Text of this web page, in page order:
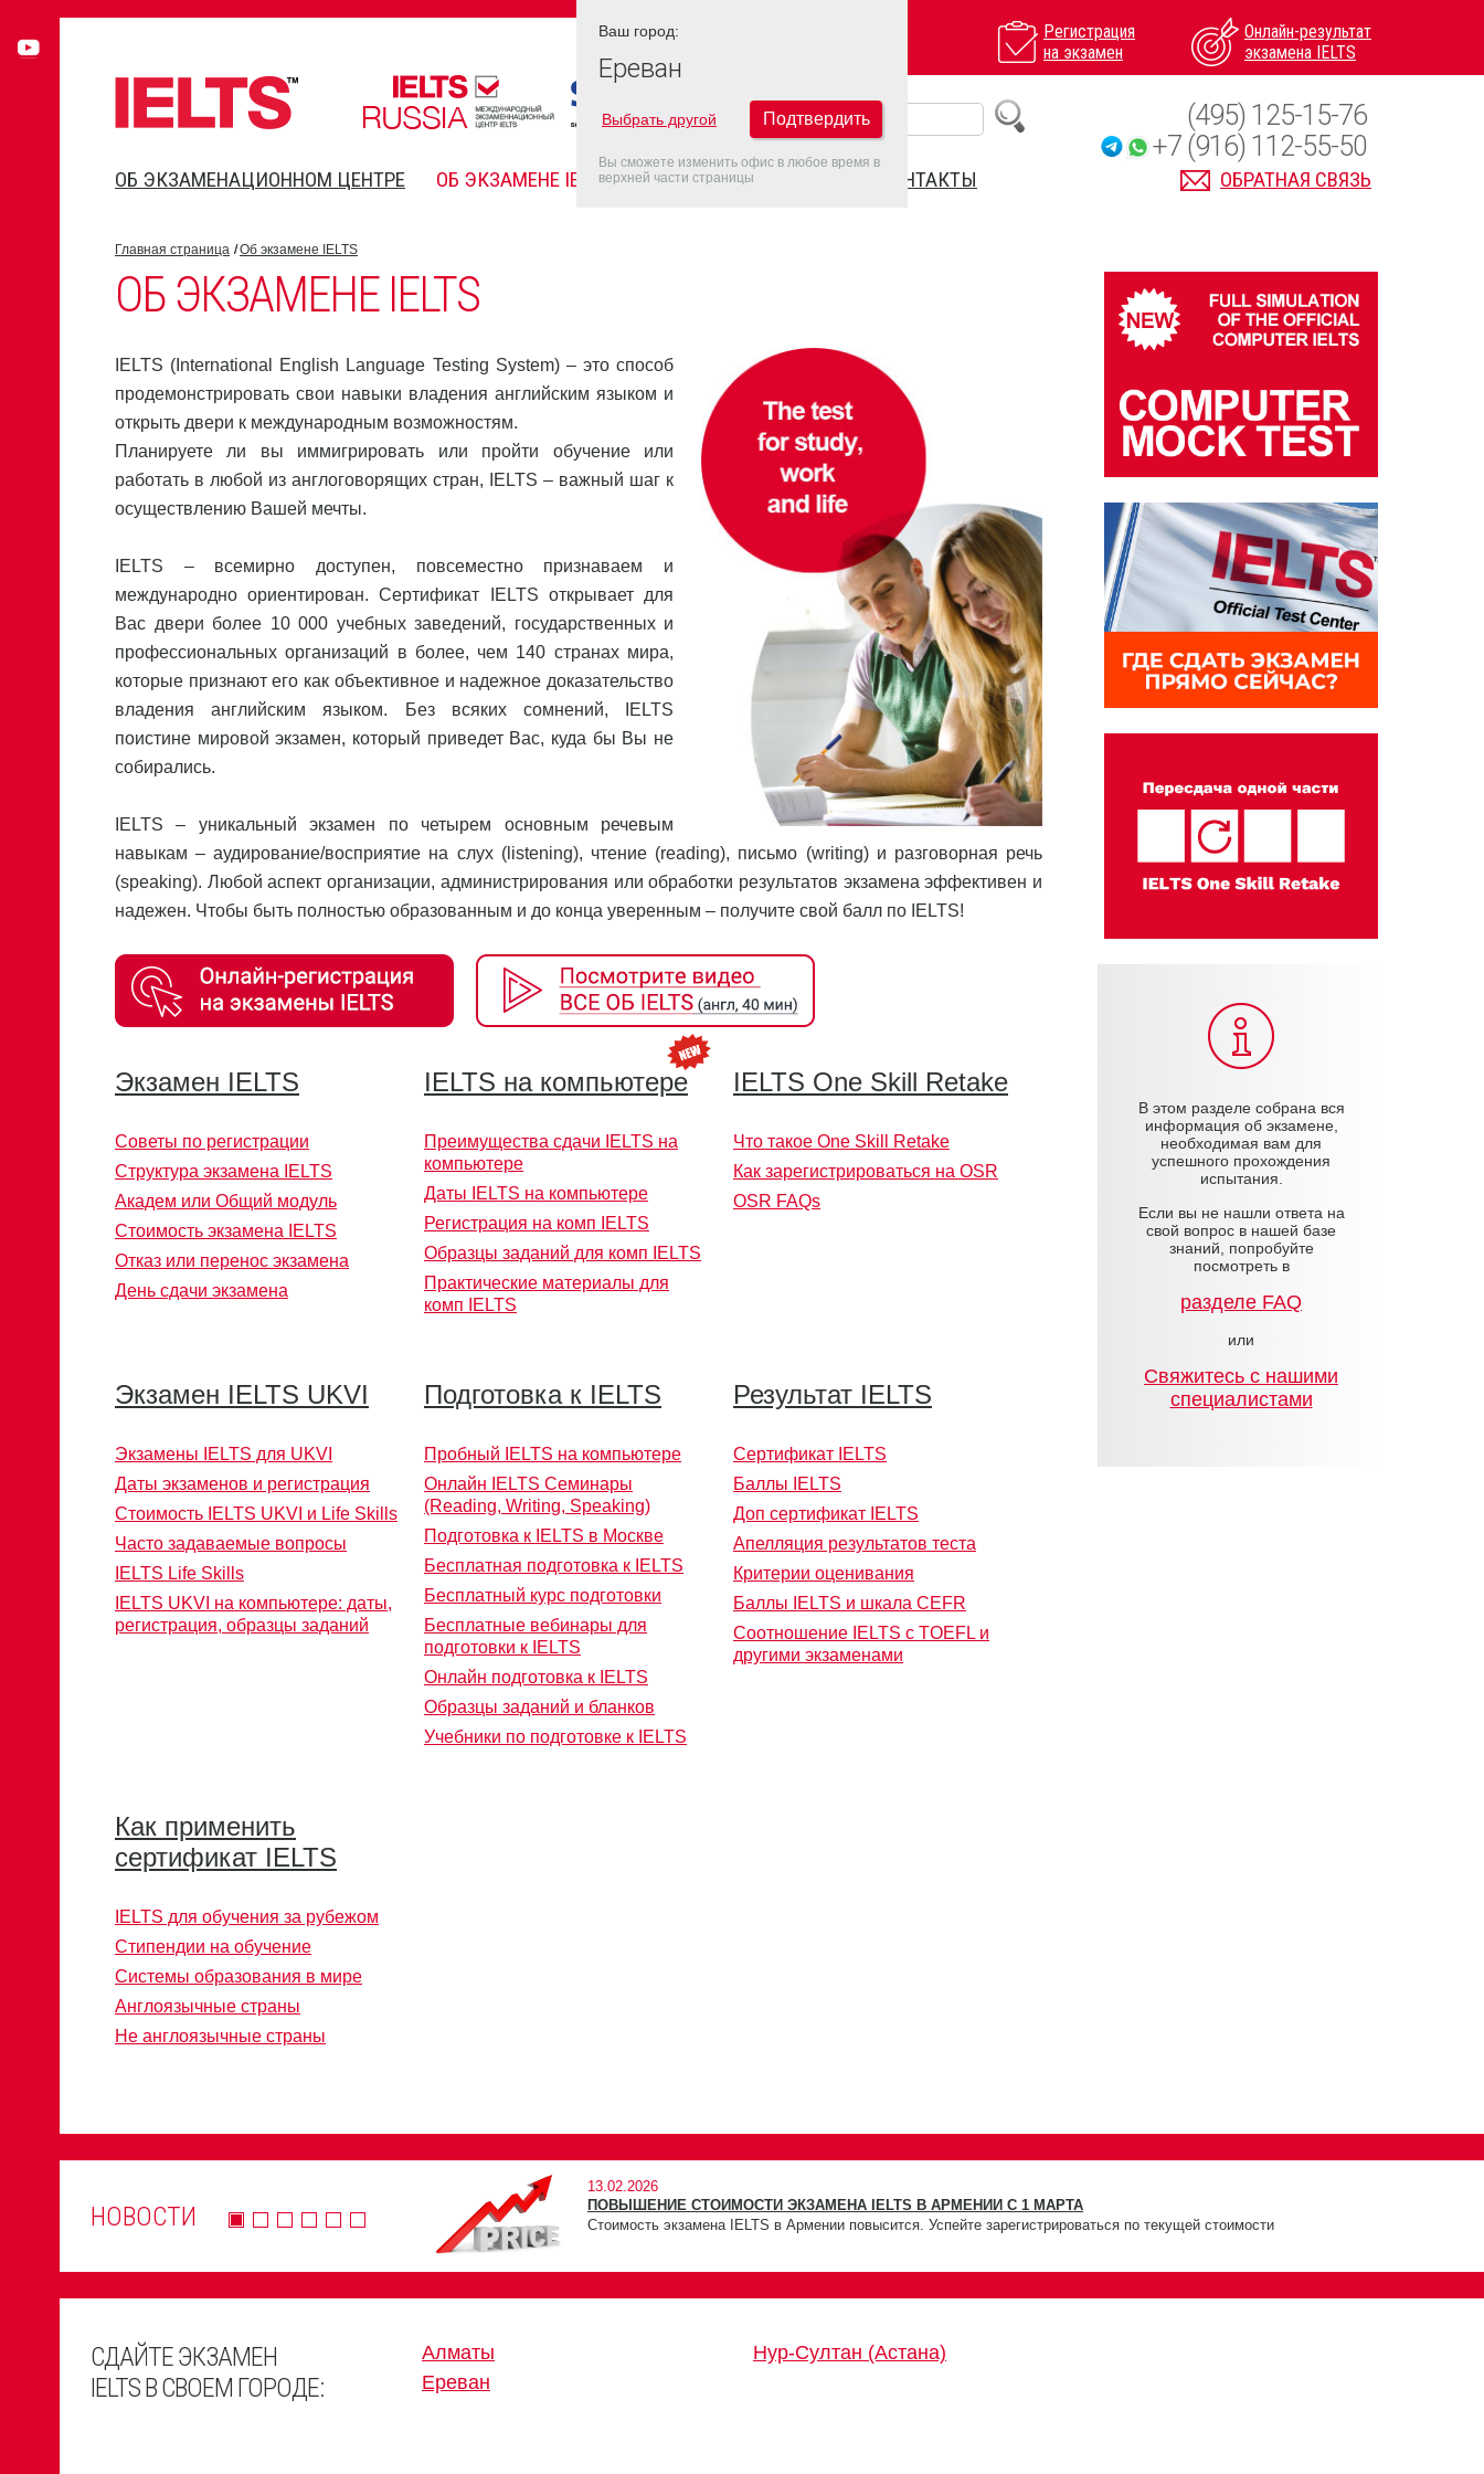
Регистрация
на экзамен
Онлайн-результат
экзамена IELTS
ОБ ЭКЗАМЕНАЦИОННОМ ЦЕНТРЕ ОБ ЭКЗАМЕНЕ IELTS FAQ ДАТЫ IELTS 2026 КОНТАКТЫ ОБРАТНАЯ СВЯЗЬ
(495) 125-15-76
+7 (916) 112-55-50
Главная страница Об экзамене IELTS
ОБ ЭКЗАМЕНЕ IELTS
IELTS (International English Language Testing System) – это способ
продемонстрировать свои навыки владения английским языком и
открыть двери к международным возможностям.
Планируете ли вы иммигрировать или пройти обучение или
работать в любой из англоговорящих стран, IELTS – важный шаг к
осуществлению Вашей мечты.
IELTS – всемирно доступен, повсеместно признаваем и
международно ориентирован. Сертификат IELTS открывает для
Вас двери более 10 000 учебных заведений, государственных и
профессиональных организаций в более, чем 140 странах мира,
которые признают его как объективное и надежное доказательство
владения английским языком. Без всяких сомнений, IELTS
поистине мировой экзамен, который приведет Вас, куда бы Вы не
собирались.
IELTS – уникальный экзамен по четырем основным речевым
навыкам – аудирование/восприятие на слух (listening), чтение (reading), письмо (writing) и разговорная речь
(speaking). Любой аспект организации, администрирования или обработки результатов экзамена эффективен и
надежен. Чтобы быть полностью образованным и до конца уверенным – получите свой балл по IELTS!
Экзамен IELTS
Советы по регистрации
Структура экзамена IELTS
Академ или Общий модуль
Стоимость экзамена IELTS
Отказ или перенос экзамена
День сдачи экзамена
IELTS на компьютере
Преимущества сдачи IELTS на
компьютере
Даты IELTS на компьютере
Регистрация на комп IELTS
Образцы заданий для комп IELTS
Практические материалы для
комп IELTS
IELTS One Skill Retake
Что такое One Skill Retake
Как зарегистрироваться на OSR
OSR FAQs
Экзамен IELTS UKVI
Экзамены IELTS для UKVI
Даты экзаменов и регистрация
Стоимость IELTS UKVI и Life Skills
Часто задаваемые вопросы
IELTS Life Skills
IELTS UKVI на компьютере: даты,
регистрация, образцы заданий
Подготовка к IELTS
Пробный IELTS на компьютере
Онлайн IELTS Семинары
(Reading, Writing, Speaking)
Подготовка к IELTS в Москве
Бесплатная подготовка к IELTS
Бесплатный курс подготовки
Бесплатные вебинары для
подготовки к IELTS
Онлайн подготовка к IELTS
Образцы заданий и бланков
Учебники по подготовке к IELTS
Результат IELTS
Сертификат IELTS
Баллы IELTS
Доп сертификат IELTS
Апелляция результатов теста
Критерии оценивания
Баллы IELTS и шкала CEFR
Соотношение IELTS с TOEFL и
другими экзаменами
Как применить
сертификат IELTS
IELTS для обучения за рубежом
Стипендии на обучение
Системы образования в мире
Англоязычные страны
Не англоязычные страны
В этом разделе собрана вся
информация об экзамене,
необходимая вам для
успешного прохождения
испытания.
Если вы не нашли ответа на
свой вопрос в нашей базе
знаний, попробуйте
посмотреть в
разделе FAQ
или
Cвяжитесь с нашими
специалистами
НОВОСТИ
13.02.2026
ПОВЫШЕНИЕ СТОИМОСТИ ЭКЗАМЕНА IELTS В АРМЕНИИ С 1 МАРТА
Стоимость экзамена IELTS в Армении повысится. Успейте зарегистрироваться по текущей стоимости
СДАЙТЕ ЭКЗАМЕН
IELTS В СВОЕМ ГОРОДЕ:
Алматы
Ереван
Нур-Султан (Астана)
Ваш город:
Ереван
Выбрать другой Подтвердить
Вы сможете изменить офис в любое время в
верхней части страницы